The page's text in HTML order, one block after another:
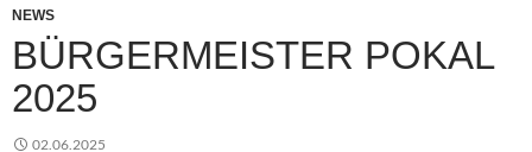
NEWS
BÜRGERMEISTER POKAL
2025
02.06.2025